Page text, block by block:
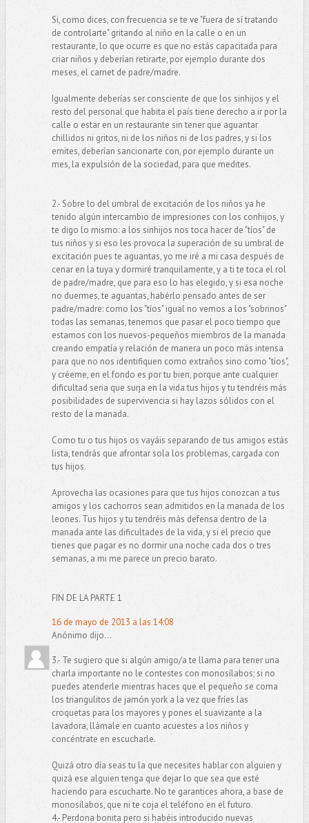
Si, como dices, con frecuencia se te ve "fuera de sí tratando
de controlarte" gritando al niño en la calle o en un
restaurante, lo que ocurre es que no estás capacitada para
criar niños y deberían retirarte, por ejemplo durante dos
meses, el carnet de padre/madre.
Igualmente deberías ser consciente de que los sinhijos y el
resto del personal que habita el país tiene derecho a ir por la
calle o estar en un restaurante sin tener que aguantar
chillidos ni gritos, ni de los niños ni de los padres, y si los
emites, deberían sancionarte con, por ejemplo durante un
mes, la expulsión de la sociedad, para que medites.
2.- Sobre lo del umbral de excitación de los niños ya he
tenido algún intercambio de impresiones con los conhijos, y
te digo lo mismo: a los sinhijos nos toca hacer de "tíos" de
tus niños y si eso les provoca la superación de su umbral de
excitación pues te aguantas, yo me iré a mi casa después de
cenar en la tuya y dormiré tranquilamente, y a ti te toca el rol
de padre/madre, que para eso lo has elegido, y si esa noche
no duermes, te aguantas, habérlo pensado antes de ser
padre/madre: como los "tíos" igual no vemos a los "sobrinos"
todas las semanas, tenemos que pasar el poco tiempo que
estamos con los nuevos-pequeños miembros de la manada
creando empatía y relación de manera un poco más intensa
para que no nos identifiquen como extraños sino como "tíos",
y créeme, en el fondo es por tu bien, porque ante cualquier
dificultad seria que surja en la vida tus hijos y tu tendréis más
posibilidades de supervivencia si hay lazos sólidos con el
resto de la manada.
Como tu o tus hijos os vayáis separando de tus amigos estás
lista, tendrás que afrontar sola los problemas, cargada con
tus hijos.
Aprovecha las ocasiones para que tus hijos conozcan a tus
amigos y los cachorros sean admitidos en la manada de los
leones. Tus hijos y tu tendréis más defensa dentro de la
manada ante las dificultades de la vida, y si el precio que
tienes que pagar es no dormir una noche cada dos o tres
semanas, a mi me parece un precio barato.
FIN DE LA PARTE 1
16 de mayo de 2013 a las 14:08
Anónimo dijo...
3.- Te sugiero que si algún amigo/a te llama para tener una
charla importante no le contestes con monosílabos; si no
puedes atenderle mientras haces que el pequeño se coma
los triangulitos de jamón york a la vez que fríes las
croquetas para los mayores y pones el suavizante a la
lavadora, llámale en cuanto acuestes a los niños y
concéntrate en escucharle.
Quizá otro día seas tu la que necesites hablar con alguien y
quizá ese alguien tenga que dejar lo que sea que esté
haciendo para escucharte. No te garantices ahora, a base de
monosílabos, que ni te coja el teléfono en el futuro.
4.- Perdona bonita pero si habéis introducido nuevas